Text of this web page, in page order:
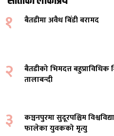
१ बैतडीमा अवैध बिँडी बरामद
२
बैतडीको भिमदत्त बहुप्राविधिक
तालाबन्दी
३
कञ्चनपुरमा सुदूरपश्चिम
फालेका युवकको मृत्यु